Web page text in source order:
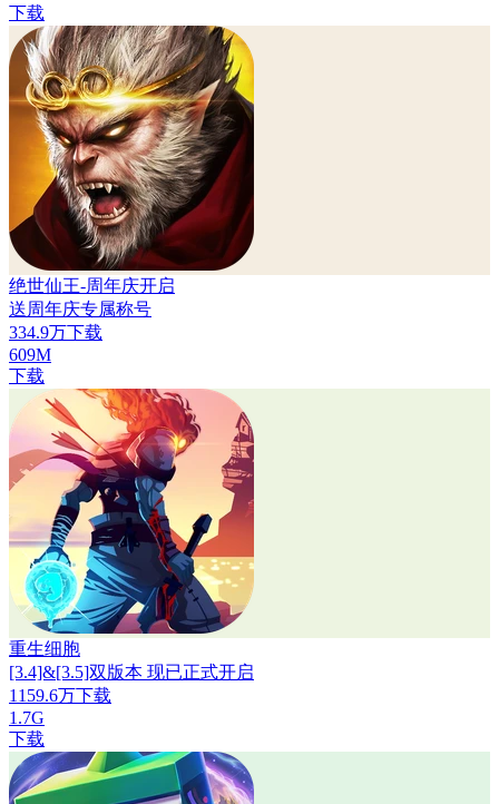
下载
绝世仙王-周年庆开启
送周年庆专属称号
334.9万下载
609M
下载
重生细胞
[3.4]&[3.5]双版本 现已正式开启
1159.6万下载
1.7G
下载